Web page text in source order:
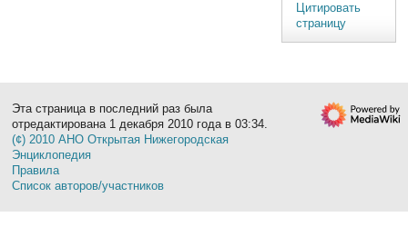
Цитировать
страницу
Эта страница в последний раз была
отредактирована 1 декабря 2010 года в 03:34.
(¢) 2010 АНО Открытая Нижегородская
Энциклопедия
Правила
Список авторов/участников